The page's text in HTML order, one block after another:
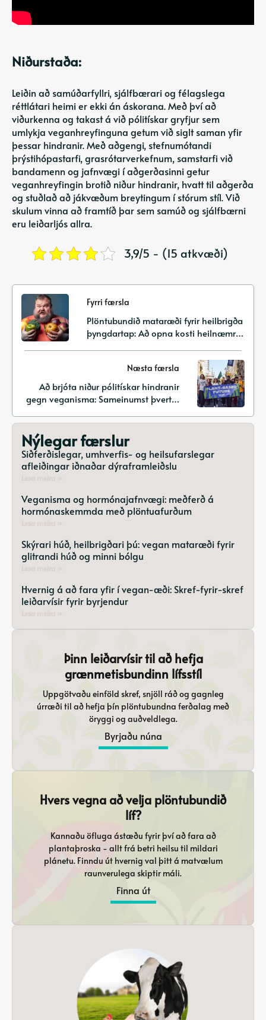
Niðurstaða:
Leiðin að samúðarfyllri, sjálfbærari og félagslega
réttlátari heimi er ekki án áskorana. Með því að
viðurkenna og takast á við pólitískar gryfjur sem
umlykja veganhreyfinguna getum við siglt saman yfir
þessar hindranir. Með aðgengi, stefnumótandi
þrýstihópastarfi, grasrótarverkefnum, samstarfi við
bandamenn og jafnvægi í aðgerðasinni getur
veganhreyfingin brotið niður hindranir, hvatt til aðgerða
og stuðlað að jákvæðum breytingum í stórum stíl. Við
skulum vinna að framtíð þar sem samúð og sjálfbærni
eru leiðarljós allra.
3,9/5 - (15 atkvæði)
Fyrri færsla
Plöntubundið mataræði fyrir heilbrigða
þyngdartap: Að opna kosti heilnæmrar
Næsta færsla
Að brjóta niður pólitískar hindranir
gegn veganisma: Sameinumst þvert á
framtíð
Nýlegar færslur
Siðferðislegar, umhverfis- og heilsufarslegar
afleiðingar iðnaðar dýraframleiðslu
Veganisma og hormónajafnvægi: meðferð á
hormónaskemmda með plöntuafurðum
Skýrari húð, heilbrigðari þú: vegan mataræði fyrir
glitrandi húð og minni bólgu
Hvernig á að fara yfir í vegan-æði: Skref-fyrir-skref
leiðarvísir fyrir byrjendur
Þinn leiðarvísir til að hefja
grænmetisbundinn lífsstíl
Uppgötvaðu einföld skref, snjöll ráð og gagnleg
úrræði til að hefja þín plöntubundna ferðalag með
öryggi og auðveldlega.
Byrjaðu núna
Hvers vegna að velja plöntubundið
líf?
Kannaðu öfluga ástæðu fyrir því að fara að
plantaþroska - allt frá betri heilsu til mildari
plánetu. Finndu út hvernig val þitt á matvælum
raunverulega skiptir máli.
Finna út